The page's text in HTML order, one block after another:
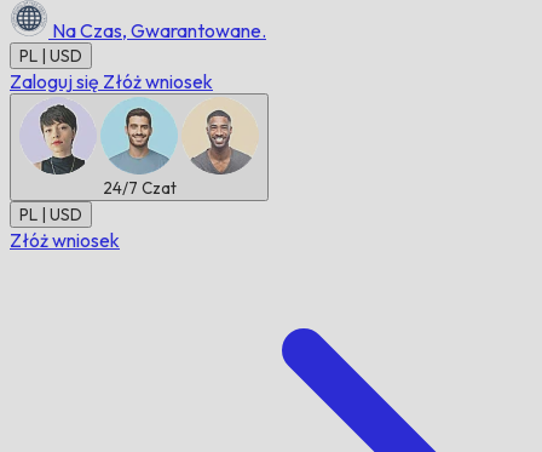
Na Czas, Gwarantowane.
PL | USD
Zaloguj się Złóż wniosek
24/7 Czat
PL | USD
Złóż wniosek